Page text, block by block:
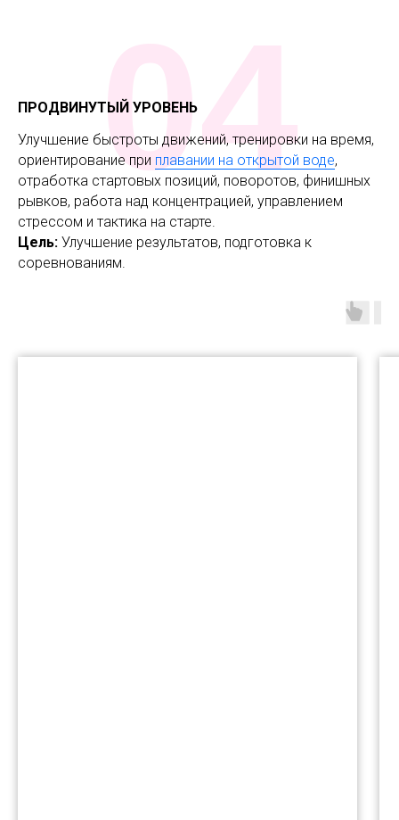
ПРОДВИНУТЫЙ УРОВЕНЬ
Улучшение быстроты движений, тренировки на время,
ориентирование при плавании на открытой воде,
отработка стартовых позиций, поворотов, финишных
рывков, работа над концентрацией, управлением
стрессом и тактика на старте.
Цель: Улучшение результатов, подготовка к
соревнованиям.
04